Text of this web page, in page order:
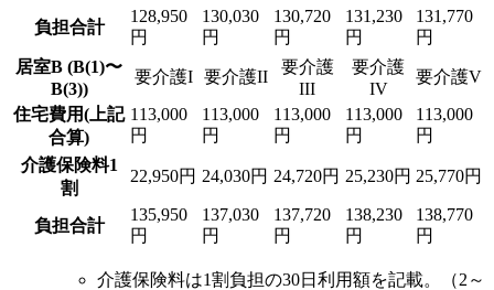
負担合計
128,950
円
130,030
円
130,720
円
131,230
円
131,770
円
居室B (B(1)〜
B(3))
要介護I 要介護II
要介護
III
要介護
IV
要介護V
住宅費用(上記
合算)
113,000
円
113,000
円
113,000
円
113,000
円
113,000
円
介護保険料1
割
22,950円 24,030円 24,720円 25,230円 25,770円
負担合計
135,950
円
137,030
円
137,720
円
138,230
円
138,770
円
介護保険料は1割負担の30日利用額を記載。（2～